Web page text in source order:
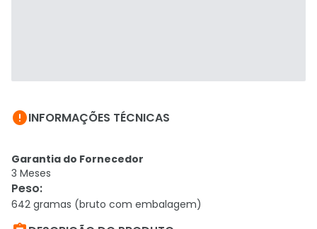
INFORMAÇÕES TÉCNICAS
Garantia do Fornecedor
3 Meses
Peso:
642 gramas (bruto com embalagem)